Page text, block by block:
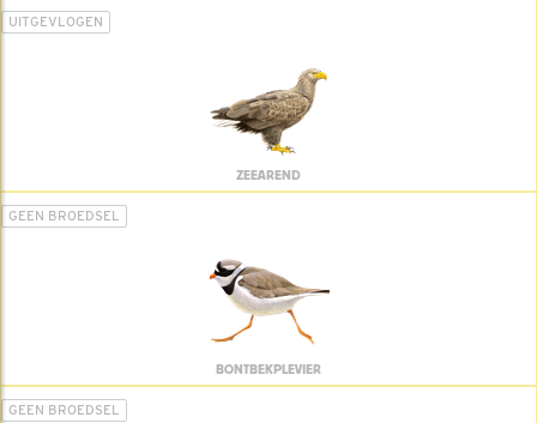
UITGEVLOGEN
ZEEAREND
GEEN BROEDSEL
BONTBEKPLEVIER
GEEN BROEDSEL